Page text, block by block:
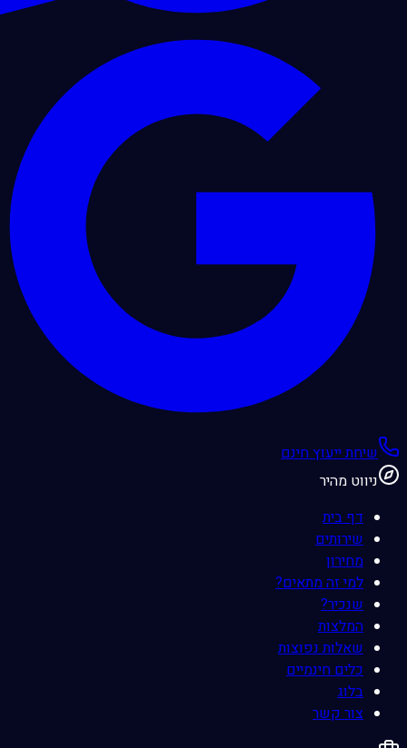
שיחת ייעוץ חינם
ניווט מהיר
דף בית
שירותים
מחירון
למי זה מתאים?
שנכיר?
המלצות
שאלות נפוצות
כלים חינמיים
בלוג
צור קשר